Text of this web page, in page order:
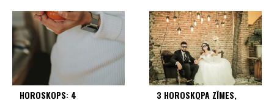
HOROSKOPS: 4 3 HOROSKOPA ZĪMES,